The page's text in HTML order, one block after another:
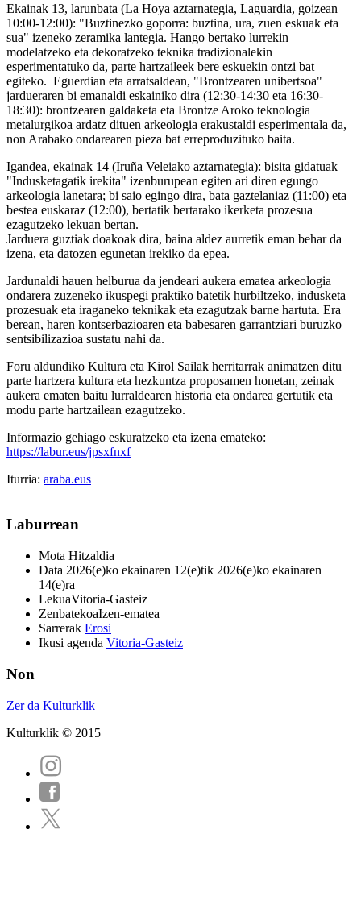
Ekainak 13, larunbata (La Hoya aztarnategia, Laguardia, goizean
10:00-12:00): "Buztinezko goporra: buztina, ura, zuen eskuak eta
sua" izeneko zeramika lantegia. Hango bertako lurrekin
modelatzeko eta dekoratzeko teknika tradizionalekin
esperimentatuko da, parte hartzaileek bere eskuekin ontzi bat
egiteko. Eguerdian eta arratsaldean, "Brontzearen unibertsoa"
jardueraren bi emanaldi eskainiko dira (12:30-14:30 eta 16:30-
18:30): brontzearen galdaketa eta Brontze Aroko teknologia
metalurgikoa ardatz dituen arkeologia erakustaldi esperimentala da,
non Arabako ondarearen pieza bat erreproduzituko baita.
Igandea, ekainak 14 (Iruña Veleiako aztarnategia): bisita gidatuak
"Indusketagatik irekita" izenburupean egiten ari diren egungo
arkeologia lanetara; bi saio egingo dira, bata gaztelaniaz (11:00) eta
bestea euskaraz (12:00), bertatik bertarako ikerketa prozesua
ezagutzeko lekuan bertan.
Jarduera guztiak doakoak dira, baina aldez aurretik eman behar da
izena, eta datozen egunetan irekiko da epea.
Jardunaldi hauen helburua da jendeari aukera ematea arkeologia
ondarera zuzeneko ikuspegi praktiko batetik hurbiltzeko, indusketa
prozesuak eta iraganeko teknikak eta ezagutzak barne hartuta. Era
berean, haren kontserbazioaren eta babesaren garrantziari buruzko
sentsibilizazioa sustatu nahi da.
Foru aldundiko Kultura eta Kirol Sailak herritarrak animatzen ditu
parte hartzera kultura eta hezkuntza proposamen honetan, zeinak
aukera ematen baitu lurraldearen historia eta ondarea gertutik eta
modu parte hartzailean ezagutzeko.
Informazio gehiago eskuratzeko eta izena emateko:
https://labur.eus/jpsxfnxf
Iturria: araba.eus
Laburrean
Mota Hitzaldia
Data 2026(e)ko ekainaren 12(e)tik 2026(e)ko ekainaren
14(e)ra
LekuaVitoria-Gasteiz
ZenbatekoaIzen-ematea
Sarrerak Erosi
Ikusi agenda Vitoria-Gasteiz
Non
Zer da Kulturklik
Kulturklik © 2015